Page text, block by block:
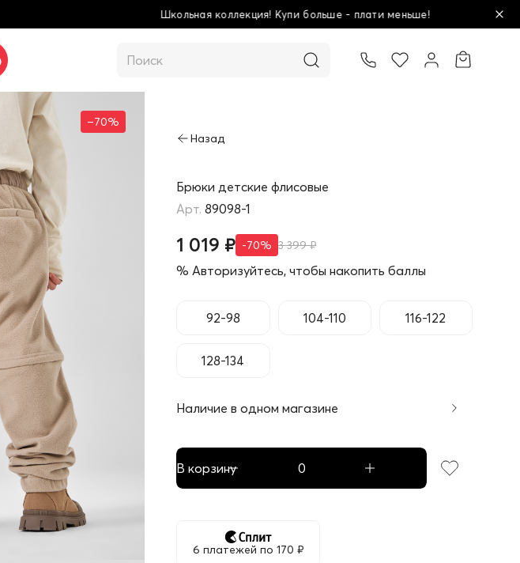
Школьная коллекция! Купи больше - плати меньше!
Брюки детские флисовые
89098-1
1 019 ₽ -70% 3 399 ₽
% Авторизуйтесь, чтобы накопить баллы
92-98 104-110 116-122
128-134
Наличие в одном магазине
В корзину
6 платежей по 170 ₽
–70%
Товар добавлен в корзину